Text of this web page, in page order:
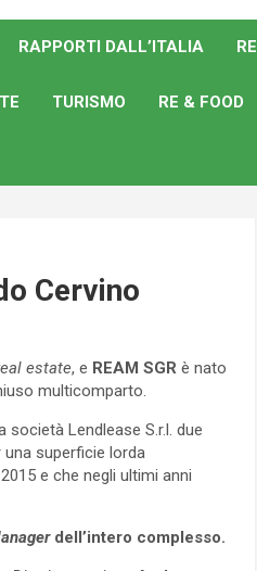
RAPPORTI DALL’ITALIA
TURISMO RE & FOOD
Cervino
estate, e REAM SGR è nato
multicomparto.
Lendlease S.r.l. due
una superficie lorda
e che negli ultimi anni
dell’intero complesso.